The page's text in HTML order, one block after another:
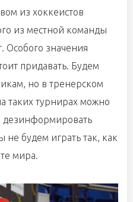
из хоккеистов
из местной команды
Особого значения
придавать. Будем
но в тренерском
таких турнирах можно
дезинформировать
будем играть так, как
мира.